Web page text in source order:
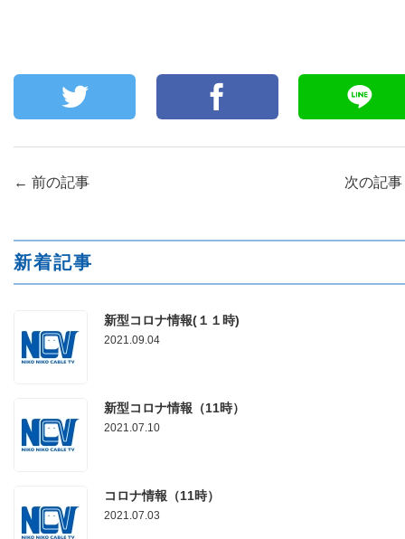
← 前の記事 次の記事
新着記事
新型コロナ情報(１１時)
2021.09.04
新型コロナ情報（11時）
2021.07.10
コロナ情報（11時）
2021.07.03